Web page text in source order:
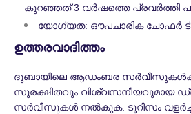
കുറഞ്ഞത് 3 വർഷത്തെ പ്രവർത്തി
യോഗ്യത: ഔപചാരിക ചോഫർ
ഉത്തരവാദിത്തം
ദുബായിലെ ആഡംബര
സുരക്ഷിതവും വിശ്വസനീയവുമായ
സർവീസുകൾ നൽകുക. ടൂറിസം